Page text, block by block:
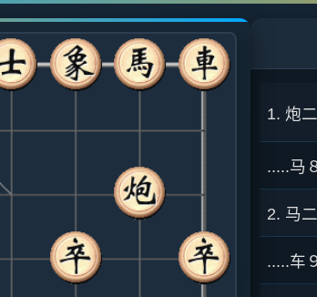
1. 炮
.....马
2. 马
.....车